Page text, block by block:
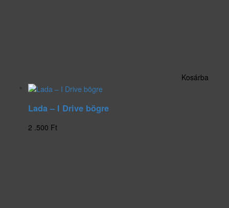
Kosárba
Lada – I Drive bögre
2 .500 Ft